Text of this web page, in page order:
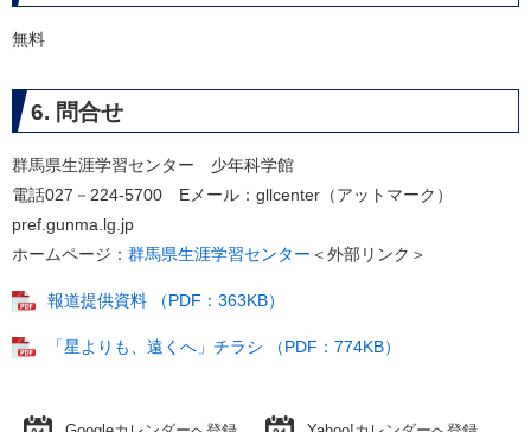
無料
6. 問合せ
群馬県生涯学習センター 少年科学館
電話027－224-5700 Eメール：gllcenter（アットマーク）
pref.gunma.lg.jp
ホームページ： 群馬県生涯学習センター ＜外部リンク＞
報道提供資料 （PDF：363KB）
「星よりも、遠くへ」チラシ （PDF：774KB）